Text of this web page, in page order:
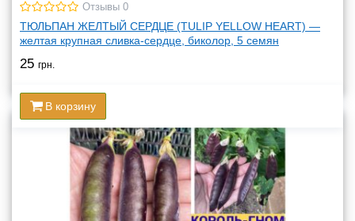
Отзывы 0
ТЮЛЬПАН ЖЕЛТЫЙ СЕРДЦЕ (TULIP YELLOW HEART) —
желтая крупная сливка-сердце, биколор, 5 семян
25 грн.
В корзину